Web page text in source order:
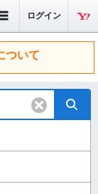
ログイン
ついて